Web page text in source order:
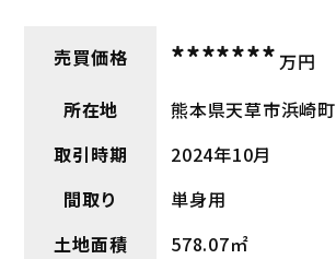
売買価格 *******万円
所在地
熊本県天草市浜崎町
取引時期
2024年10月
間取り
単身用
土地面積
578.07㎡